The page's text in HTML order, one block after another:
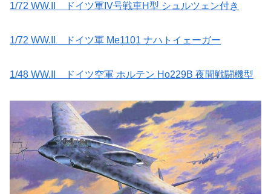
1/72 WW.II ドイツ軍IV号戦車H型 シュルツェン付き
1/72 WW.II ドイツ軍 Me1101 ナハトイェーガー
1/48 WW.II ドイツ空軍 ホルテン Ho229B 夜間戦闘機型